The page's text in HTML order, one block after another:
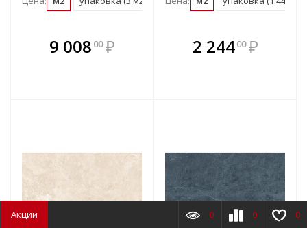
9 008 00 ₽
В комплекте
всегда выгоднее!
В комплекте
всегда выгоднее!
2 24400 ₽
Акции 0 0 0